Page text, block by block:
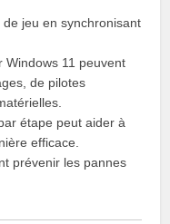
de jeu en synchronisant
Windows 11 peuvent
de pilotes
étape peut aider à
efficace.
prévenir les pannes